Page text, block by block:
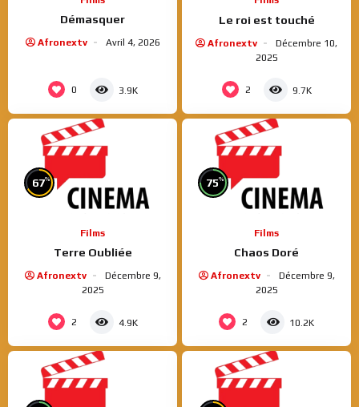
Démasquer
Afronextv Avril 4, 2026
0 3.9K
Le roi est touché
Afronextv
Décembre 10,
2025
2 9.7K
67%
Films
Terre Oubliée
Afronextv
Décembre 9,
2025
2 4.9K
75%
Films
Chaos Doré
Afronextv
Décembre 9,
2025
2 10.2K